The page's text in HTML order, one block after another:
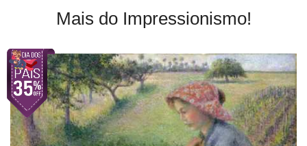
Mais do Impressionismo!